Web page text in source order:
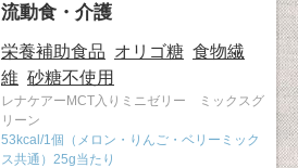
流動食・介護
栄養補助食品 オリゴ糖 食物繊
維 砂糖不使用
レナケアーMCT入りミニゼリー ミックスグ
リーン
53kcal/1個（メロン・りんご・ベリーミック
ス共通）25g当たり